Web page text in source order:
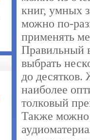
книг, умных
можно по-
применять
Правильный
выбрать
до десятков.
наиболее
толковый
Также можно